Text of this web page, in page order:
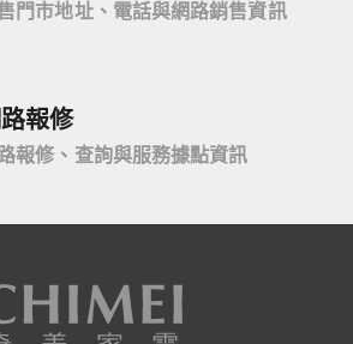
門市地址、電話與網路銷售資訊
報修
報修、查詢與服務據點資訊